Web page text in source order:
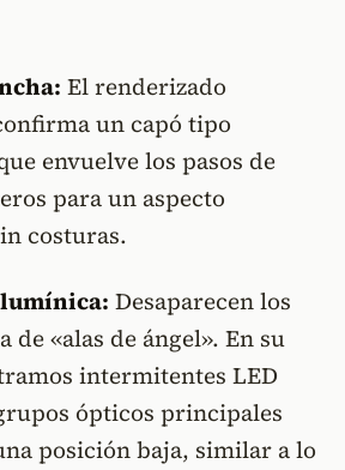
El renderizado
un capó tipo
envuelve los pasos de
para un aspecto
costuras.
Desaparecen los
de «alas de ángel». En su
intermitentes LED
ópticos principales
posición baja, similar a lo